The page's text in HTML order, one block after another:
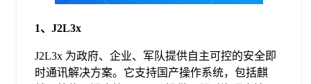
1、J2L3x
J2L3x 为政府、企业、军队提供自主可控的安全即
时通讯解决方案。它支持国产操作系统，包括麒